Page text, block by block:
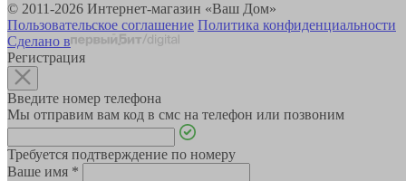
© 2011-2026 Интернет-магазин «Ваш Дом»
Пользовательское соглашение Политика конфиденциальности
Сделано в
Регистрация
Введите номер телефона
Мы отправим вам код в смс на телефон или позвоним
Требуется подтверждение по номеру
Ваше имя *